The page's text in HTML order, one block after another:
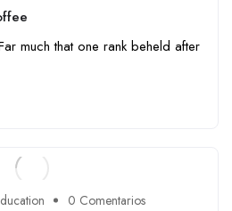
much that one rank beheld after
0 Comentarios